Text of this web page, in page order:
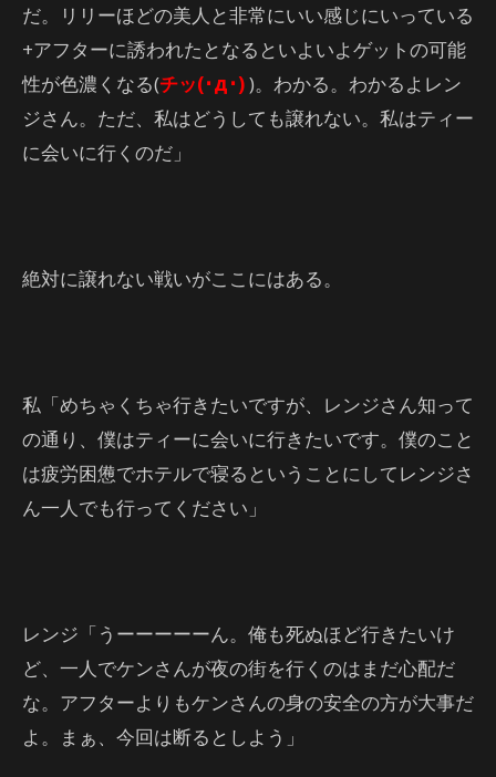
だ。リリーほどの美人と非常にいい感じにいっている
+アフターに誘われたとなるといよいよゲットの可能
性が色濃くなる(チッ(･д･))。わかる。わかるよレン
ジさん。ただ、私はどうしても譲れない。私はティー
に会いに行くのだ」
絶対に譲れない戦いがここにはある。
私「めちゃくちゃ行きたいですが、レンジさん知って
の通り、僕はティーに会いに行きたいです。僕のこと
は疲労困憊でホテルで寝るということにしてレンジさ
ん一人でも行ってください」
レンジ「うーーーーーん。俺も死ぬほど行きたいけ
ど、一人でケンさんが夜の街を行くのはまだ心配だ
な。アフターよりもケンさんの身の安全の方が大事だ
よ。まぁ、今回は断るとしよう」